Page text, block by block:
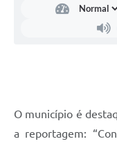
Notificações de
Conselho Municipal de
Meio Ambiente-
O município é
a reportagem: